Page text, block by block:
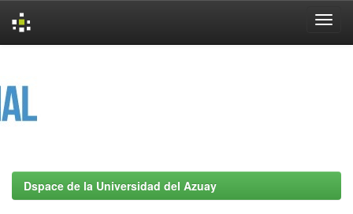
Dspace de la Universidad del Azuay